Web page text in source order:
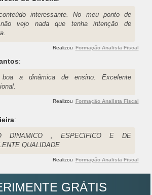
interessante. No meu ponto de
vejo nada que tenha intenção de
Realizou Formação Analista Fiscal
:
boa a dinâmica de ensino. Excelente
Realizou Formação Analista Fiscal
:
DINAMICO , ESPECIFICO E DE
QUALIDADE
Realizou Formação Analista Fiscal
GRÁTIS